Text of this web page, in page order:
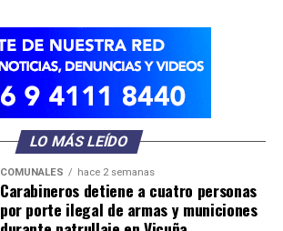
LO MÁS LEÍDO
COMUNALES hace 2 semanas
Carabineros detiene a cuatro personas
por porte ilegal de armas y municiones